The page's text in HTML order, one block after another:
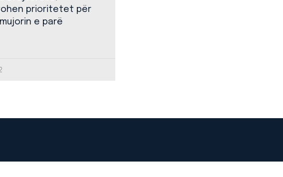
prioritetet për
e parë